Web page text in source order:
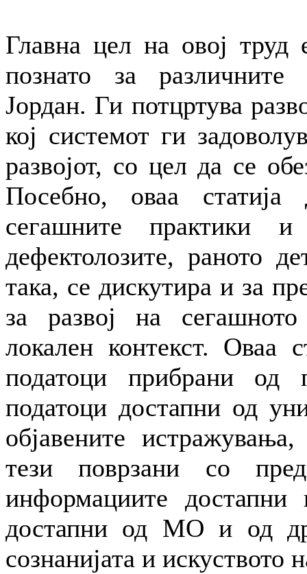
Главна цел на овој
познато за
Јордан. Ги потцртува
кој системот ги
развојот, со цел да се
Посебно, оваа статија
сегашните практики
дефектолозите, раното
така, се дискутира и за
за развој на
локален контекст. Оваа
податоци прибрани од
податоци достапни од
објавените
тези поврзани со
информациите достапни
достапни од МО и од
сознанијата и искуството